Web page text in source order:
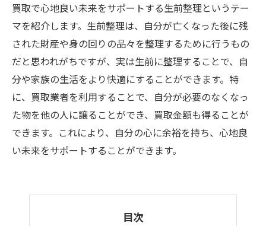
買取で心地良い未来をサポートする生前整理というテー
マを紹介します。生前整理は、自分が亡くなった後に残
された財産や身の回りの品々を整理するために行うもの
だと思われがちですが、実は生前に整理することで、自
分や家族の生活をより快適にすることができます。特
に、買取業者を利用することで、自分が必要のなくなっ
た物を他の人に譲ることができ、買取金額も得ることが
できます。これにより、自分の心に余裕を持ち、心地良
い未来をサポートすることができます。
目次